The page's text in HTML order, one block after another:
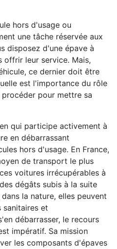
hors d'usage ou
une tâche réservée aux
disposez d'une épave à
offrir leur service. Mais,
ce dernier doit être
est l'importance du rôle
pour mettre sa
qui participe activement à
en débarrassant
hors d'usage. En France,
de transport le plus
voitures irrécupérables à
dégâts subis à la suite
la nature, elles peuvent
sanitaires et
débarrasser, le recours
impératif. Sa mission
les composants d'épaves